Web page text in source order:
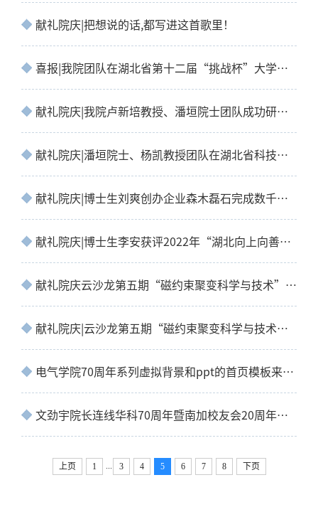
献礼院庆|把想说的话,都写进这首歌里！
喜报|我院团队在湖北省第十二届“挑战杯”大学生创业计划竞赛中斩获三金！
献礼院庆|我院卢新培教授、潘垣院士团队成功研制出新型等离子体空气净化器
献礼院庆|潘垣院士、杨凯教授团队在湖北省科技创新大会中获得表彰！
献礼院庆|博士生刘爽创办企业森木磊石完成数千万人民币融资！
献礼院庆|博士生李安获评2022年“湖北向上向善好青年”！
献礼院庆云沙龙第五期“磁约束聚变科学与技术”成功举办
献礼院庆|云沙龙第五期“磁约束聚变科学与技术”主题活动预告
电气学院70周年系列虚拟背景和ppt的首页模板来啦！
文劲宇院长连线华科70周年暨南加校友会20周年庆典
上页 1 3 4 5 6 7 8 下页